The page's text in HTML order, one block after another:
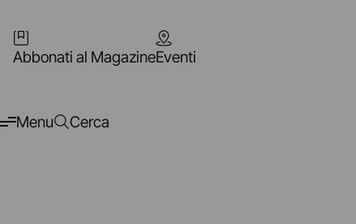
Abbonati al MagazineEventi
Menu Cerca